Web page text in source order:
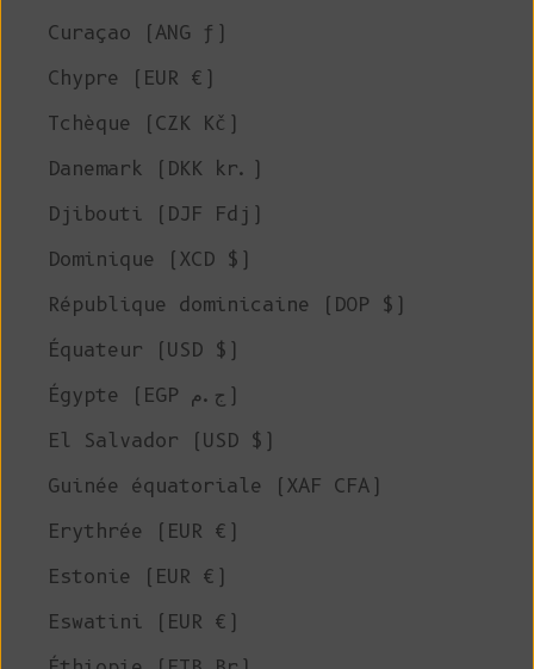
Curaçao (ANG ƒ)
Chypre (EUR €)
Tchèque (CZK Kč)
Danemark (DKK kr.)
Djibouti (DJF Fdj)
Dominique (XCD $)
République dominicaine (DOP $)
Équateur (USD $)
Égypte (EGP ج.م)
El Salvador (USD $)
Guinée équatoriale (XAF CFA)
Erythrée (EUR €)
Estonie (EUR €)
Eswatini (EUR €)